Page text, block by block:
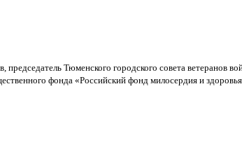
Тюменского городского совета ветеранов
фонда «Российский фонд милосердия и